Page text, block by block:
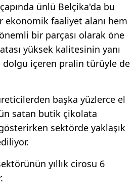
ünlü Belçika'da bu
faaliyet alanı hem
bir parçası olarak öne
yüksek kalitesinin yanı
dolgu içeren pralin türüyle de
başka yüzlerce el
satan butik çikolata
sektörde yaklaşık
yıllık cirosu 6